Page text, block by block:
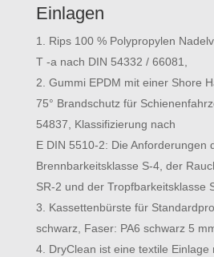
Einlagen
Rips 100 % Polypropylen
T -a nach DIN 54332 / 66081,
Gummi EPDM mit einer Shore
75° Brandschutz für
54837, Klassifizierung nach
E DIN 5510-2: Die Anforderungen
Brennbarkeitsklasse S-4, der
SR-2 und der Tropfbarkeitsklasse
Kassettenbürste für
schwarz, Faser: PA6 schwarz 5
DryClean ist eine textile Einlage